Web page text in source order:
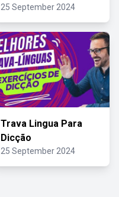
25 September 2024
Trava Lingua Para
Dicção
25 September 2024